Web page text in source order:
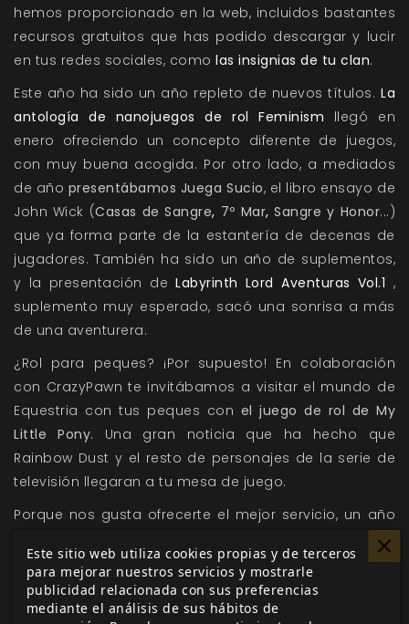
hemos proporcionado en la web, incluidos bastantes
recursos gratuitos que has podido descargar y lucir
en tus redes sociales, como las insignias de tu clan.
Este año ha sido un año repleto de nuevos títulos. La
antología de nanojuegos de rol Feminism llegó en
enero ofreciendo un concepto diferente de juegos,
con muy buena acogida. Por otro lado, a mediados
de año presentábamos Juega Sucio, el libro ensayo de
John Wick (Casas de Sangre, 7º Mar,Sangre y Honor...)
que ya forma parte de la estantería de decenas de
jugadores. También ha sido un año de suplementos,
y la presentación deLabyrinth Lord Aventuras Vol.1 ,
suplemento muy esperado, sacó una sonrisa a más
de una aventurera.
¿Rol para peques? ¡Por supuesto! En colaboración
con CrazyPawn te invitábamos a visitar el mundo de
Equestria con tus peques con el juego de rol de My
Little Pony. Una gran noticia que ha hecho que
Rainbow Dust y el resto de personajes de la serie de
televisión llegaran a tu mesa de juego.
Porque nos gusta ofrecerte el mejor servicio, un año
más hemos seguido apostando por poner a tu
alcance el rol. Por cuarto año consecutivo, con la
llegada del Día del Rol Gratis no solo publicamos
nuevo ejemplar de Rol Gratis, inspirado en superhéroes,
Este sitio web utiliza cookies propias y de terceros
para mejorar nuestros servicios y mostrarle
publicidad relacionada con sus preferencias
mediante el análisis de sus hábitos de